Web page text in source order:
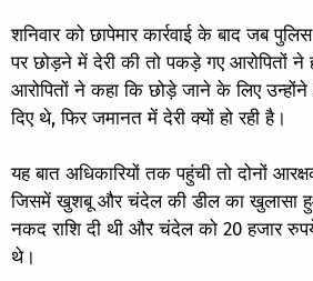
शनिवार को छापेमार कार्रवाई के बाद जब
पर छोड़ने में देरी की तो पकड़े गए आरोपितों ने
आरोपितों ने कहा कि छोड़े जाने के लिए
दिए थे, फिर जमानत में देरी क्यों हो रही है।
यह बात अधिकारियों तक पहुंची तो दोनों
जिसमें खुशबू और चंदेल की डील का खुलासा
नकद राशि दी थी और चंदेल को 20 हजार
थे।